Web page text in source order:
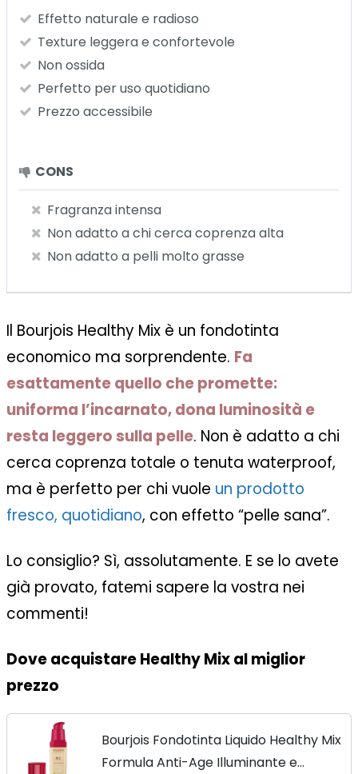
Effetto naturale e radioso
Texture leggera e confortevole
Non ossida
Perfetto per uso quotidiano
Prezzo accessibile
CONS
Fragranza intensa
Non adatto a chi cerca coprenza alta
Non adatto a pelli molto grasse
Il Bourjois Healthy Mix è un fondotinta
economico ma sorprendente. Fa
esattamente quello che promette:
uniforma l’incarnato, dona luminosità e
resta leggero sulla pelle. Non è adatto a chi
cerca coprenza totale o tenuta waterproof,
ma è perfetto per chi vuole un prodotto
fresco, quotidiano, con effetto “pelle sana”.
Lo consiglio? Sì, assolutamente. E se lo avete
già provato, fatemi sapere la vostra nei
commenti!
Dove acquistare Healthy Mix al miglior
prezzo
Bourjois Fondotinta Liquido Healthy Mix
Formula Anti-Age Illuminante e